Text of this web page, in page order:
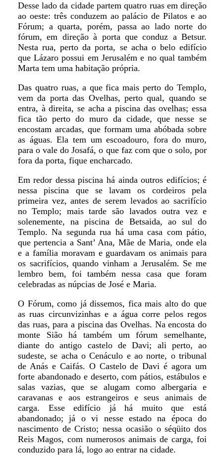
Desse lado da cidade partem quatro ruas em direção
ao oeste: três conduzem ao palácio de Pilatos e ao
Fórum; a quarta, porém, passa ao lado norte do
fórum, em direção à porta que conduz a Betsur.
Nesta rua, perto da porta, se acha o belo edifício
que Lázaro possui em Jerusalém e no qual também
Marta tem uma habitação própria.
Das quatro ruas, a que fica mais perto do Templo,
vem da porta das Ovelhas, perto qual, quando se
entra, à direita, se acha a piscina das ovelhas; essa
fica tão perto do muro da cidade, que nesse se
encostam arcadas, que formam uma abóbada sobre
as águas. Ela tem um escoadouro, fora do muro,
para o vale do Josafá, o que faz com que o solo, por
fora da porta, fique encharcado.
Em redor dessa piscina há ainda outros edifícios; é
nessa piscina que se lavam os cordeiros pela
primeira vez, antes de serem levados ao sacrifício
no Templo; mais tarde são lavados outra vez e
solenemente, na piscina de Betsaida, ao sul do
Templo. Na segunda rua há uma casa com pátio,
que pertencia a Sant’ Ana, Mãe de Maria, onde ela
e a família moravam e guardavam os animais para
os sacrifícios, quando vinham a Jerusalém. Se me
lembro bem, foi também nessa casa que foram
celebradas as núpcias de José e Maria.
O Fórum, como já dissemos, fica mais alto do que
as ruas circunvizinhas e a água corre pelos regos
das ruas, para a piscina das Ovelhas. Na encosta do
monte Sião há também um fórum semelhante,
diante do antigo castelo de Davi; ali perto, ao
sudeste, se acha o Cenáculo e ao norte, o tribunal
de Anás e Caifás. O Castelo de Davi é agora um
forte abandonado e deserto, com pátios, estábulos e
salas vazias, que se alugam como albergaria e
caravanas e aos estrangeiros e seus animais de
carga. Esse edifício já há muito que está
abandonado; já o vi nesse estado na época do
nascimento de Cristo; nessa ocasião o séqüito dos
Reis Magos, com numerosos animais de carga, foi
conduzido para lá, logo ao entrar na cidade.